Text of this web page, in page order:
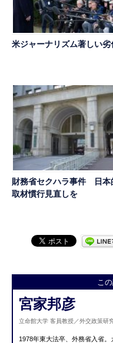
米ジャーナリズム著しい劣
財務省セクハラ事件 日本
取材慣行見直しを
こ
宮家邦彦
立命館大学 客員教授／外交政策研
1978年東大法卒、外務省入省。